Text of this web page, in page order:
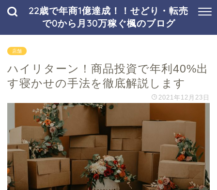
22歳で年商1億達成！！せどり・転売
で0から月30万稼ぐ楓のブログ
店舗
ハイリターン！商品投資で年利40%出
す寝かせの手法を徹底解説します
2021年12月23日